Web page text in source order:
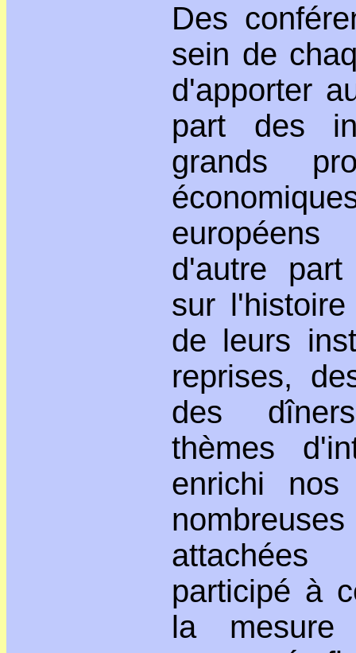
Des
sein de
d'apporter
part des
grands
d'autre part
sur
de leurs
reprises,
des
thèmes
enrichi nos
participé à
la